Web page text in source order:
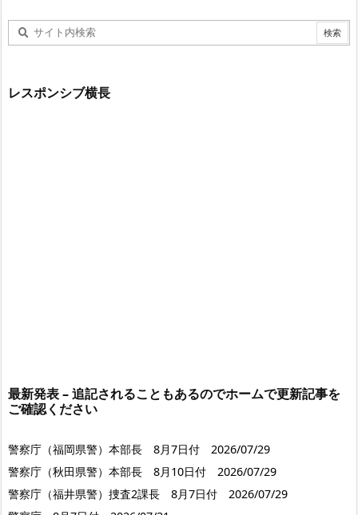
レスポンシブ横長
最新発表 – 追記されることもあるのでホームで更新記事を
ご確認ください
警察庁（福岡県警）本部長 8月7日付 2026/07/29
警察庁（秋田県警）本部長 8月10日付 2026/07/29
警察庁（福井県警）捜査2課長 8月7日付 2026/07/29